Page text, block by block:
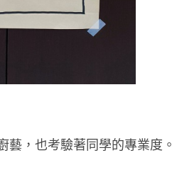
，也考驗著同學的專業度。